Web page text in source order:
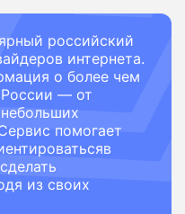
российский
интернета.
о более чем
России — от
помогает
из своих